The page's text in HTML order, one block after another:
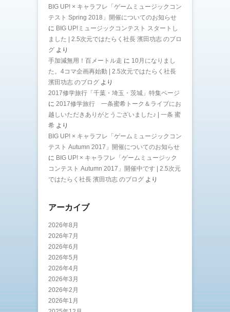
BIG UP! × キャラフレ「ゲームミュージックコン
テスト Spring 2018」開催についてのお知らせ
に BIG UP!ミュージックコンテスト スタートし
ました | 2.5次元ではたらく社長 濱田功志 のブロ
グ より
手加減無用！百メートル走 に 10月になりまし
た。4コマ企画再始動 | 2.5次元ではたらく社長
濱田功志 のブログ より
2017修学旅行「千葉・埼玉・茨城」特集ページ
に 2017修学旅行 一条蜜希トーク＆ライブにお
越しいただきありがとうございました♪ | 一条 蜜
希 より
BIG UP! × キャラフレ「ゲームミュージックコン
テスト Autumn 2017」開催についてのお知らせ
に BIG UP! × キャラフレ「ゲームミュージック
コンテスト Autumn 2017」開催中です | 2.5次元
ではたらく社長 濱田功志 のブログ より
アーカイブ
2026年8月
2026年7月
2026年6月
2026年5月
2026年4月
2026年3月
2026年2月
2026年1月